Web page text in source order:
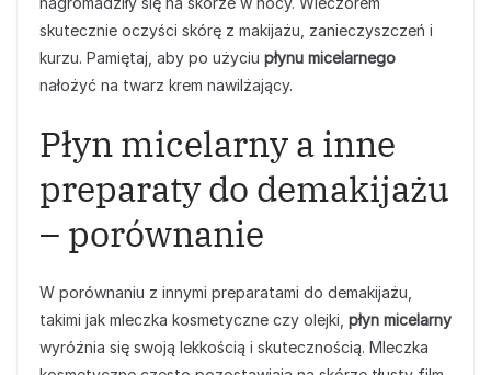
skutecznie oczyści skórę z makijażu, zanieczyszczeń i
kurzu. Pamiętaj, aby po użyciu płynu micelarnego
nałożyć na twarz krem nawilżający.
Płyn micelarny a inne
preparaty do demakijażu
– porównanie
W porównaniu z innymi preparatami do demakijażu,
takimi jak mleczka kosmetyczne czy olejki, płyn micelarny
wyróżnia się swoją lekkością i skutecznością. Mleczka